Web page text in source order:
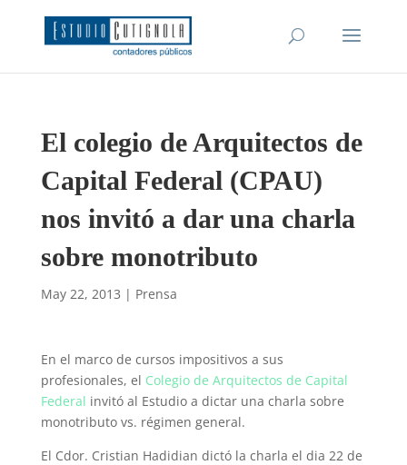
El colegio de Arquitectos de
Capital Federal (CPAU)
nos invitó a dar una charla
sobre monotributo
May 22, 2013 | Prensa
En el marco de cursos impositivos a sus
profesionales, el Colegio de Arquitectos de Capital
Federal invitó al Estudio a dictar una charla sobre
monotributo vs. régimen general.
El Cdor. Cristian Hadidian dictó la charla el dia 22 de